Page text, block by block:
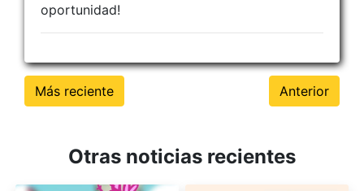
oportunidad!
Más reciente Anterior
Otras noticias recientes